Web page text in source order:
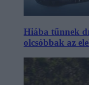
Hiába tűnnek
olcsóbbak az